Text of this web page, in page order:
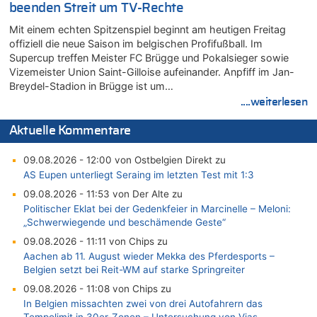
beenden Streit um TV-Rechte
Mit einem echten Spitzenspiel beginnt am heutigen Freitag
offiziell die neue Saison im belgischen Profifußball. Im
Supercup treffen Meister FC Brügge und Pokalsieger sowie
Vizemeister Union Saint-Gilloise aufeinander. Anpfiff im Jan-
Breydel-Stadion in Brügge ist um…
....weiterlesen
Aktuelle Kommentare
09.08.2026 - 12:00 von Ostbelgien Direkt zu
AS Eupen unterliegt Seraing im letzten Test mit 1:3
09.08.2026 - 11:53 von Der Alte zu
Politischer Eklat bei der Gedenkfeier in Marcinelle – Meloni:
„Schwerwiegende und beschämende Geste“
09.08.2026 - 11:11 von Chips zu
Aachen ab 11. August wieder Mekka des Pferdesports –
Belgien setzt bei Reit-WM auf starke Springreiter
09.08.2026 - 11:08 von Chips zu
In Belgien missachten zwei von drei Autofahrern das